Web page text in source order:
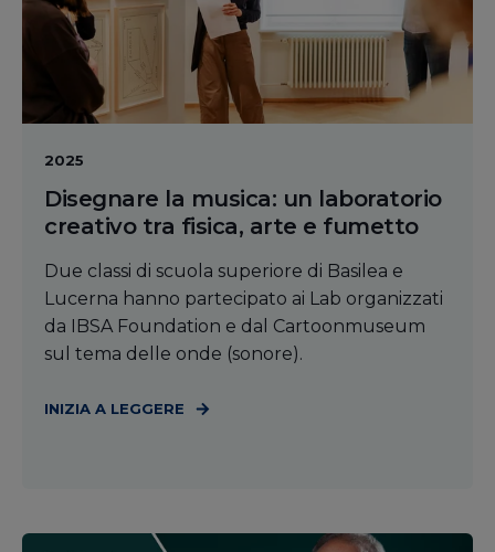
2025
Disegnare la musica: un laboratorio
creativo tra fisica, arte e fumetto
Due classi di scuola superiore di Basilea e
Lucerna hanno partecipato ai Lab organizzati
da IBSA Foundation e dal Cartoonmuseum
sul tema delle onde (sonore).
INIZIA A LEGGERE